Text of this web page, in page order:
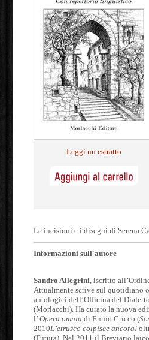
Leggi un estratto
Le incisioni e i disegni di Serena
Informazioni sull'autore
Sandro Allegrini , iscritto
Attualmente scrive sul quotidiano
antologici dell’Officina del
(Morlacchi). Ha curato la nuova
l’ Opera omnia di Ennio Cricco (
2010L’etrusco colpisce ancora!
(Futura). Nel 2011 il Breviario